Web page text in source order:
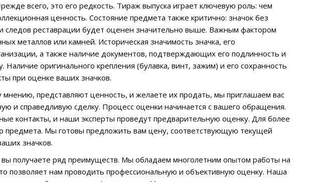
всего, это его редкость. Тираж выпуска играет ключевую роль: чем
ценность. Состояние предмета также критично: значок без
реставрации будет оценен значительно выше. Важным фактором
металлов или камней. Историческая значимость значка, его
а также наличие документов, подтверждающих его подлинность и
оригинального крепления (булавка, винт, зажим) и его сохранность
при оценке ваших значков.
мнению, представляют ценность, и желаете их продать, мы приглашаем вас
и справедливую сделку. Процесс оценки начинается с вашего обращения.
контакты, и наши эксперты проведут предварительную оценку. Для более
предмета. Мы готовы предложить вам цену, соответствующую текущей
значков.
получаете ряд преимуществ. Мы обладаем многолетним опытом работы на
позволяет нам проводить профессиональную и объективную оценку. Наша